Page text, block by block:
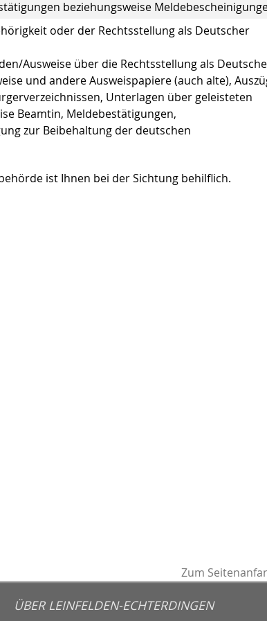
beziehungsweise
oder der Rechtsstellung als Deutscher
Ausweise über die Rechtsstellung als
und andere Ausweispapiere (auch alte),
Unterlagen über geleisteten
Beamtin, Meldebestätigungen,
zur Beibehaltung der deutschen
ist Ihnen bei der Sichtung behilflich.
Zum
ÜBER LEINFELDEN-ECHTERDINGEN